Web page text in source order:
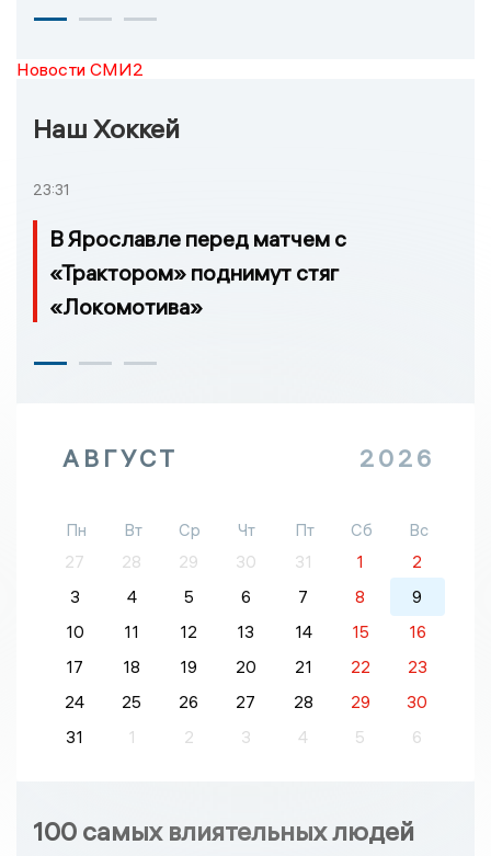
Новости СМИ2
Наш Хоккей
23:31
В Ярославле перед матчем с
«Трактором» поднимут стяг
«Локомотива»
АВГУСТ 2026
Пн Вт Ср Чт Пт Сб
Вс
27
28 29 30 31 1
2
3
4 5 6 7 8
9
10
11 12 13 14 15
16
17
18 19 20 21 22
23
24
25 26 27 28 29
30
31
1 2 3 4 5 6
100 самых влиятельных людей